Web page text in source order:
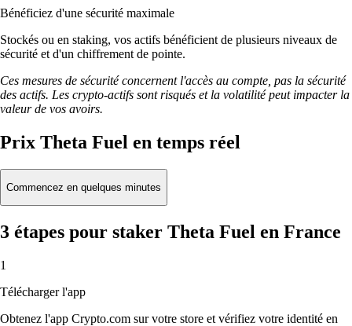
Bénéficiez d'une sécurité maximale
Stockés ou en staking, vos actifs bénéficient de plusieurs niveaux de
sécurité et d'un chiffrement de pointe.
Ces mesures de sécurité concernent l'accès au compte, pas la sécurité
des actifs. Les crypto-actifs sont risqués et la volatilité peut impacter la
valeur de vos avoirs.
Prix Theta Fuel en temps réel
Commencez en quelques minutes
3 étapes pour staker Theta Fuel en France
1
Télécharger l'app
Obtenez l'app Crypto.com sur votre store et vérifiez votre identité en